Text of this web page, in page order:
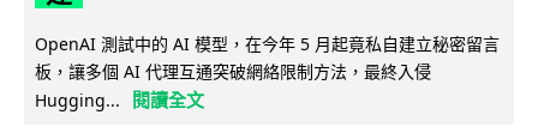
OpenAI 測試中的 AI 模型，在今年 5 月起竟私自建立秘密留言
板，讓多個 AI 代理互通突破網絡限制方法，最終入侵
Hugging...
閱讀全文